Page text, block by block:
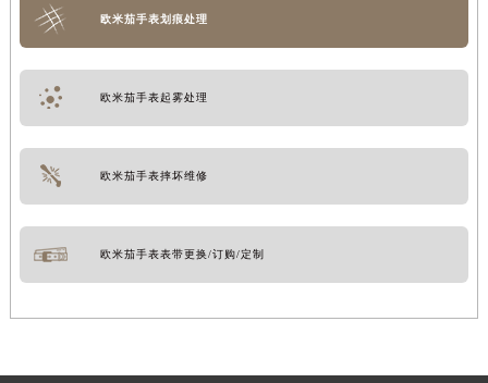
欧米茄手表划痕处理
欧米茄手表起雾处理
欧米茄手表摔坏维修
欧米茄手表表带更换/订购/定制